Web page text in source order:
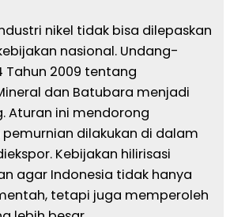
nikel tidak bisa dilepaskan
nasional. Undang-
Tahun 2009 tentang
dan Batubara menjadi
Aturan ini mendorong
dilakukan di dalam
Kebijakan hilirisasi
agar Indonesia tidak hanya
tetapi juga memperoleh